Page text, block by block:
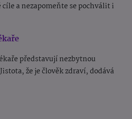
a nezapomeňte se pochválit i
představují nezbytnou
že je člověk zdraví, dodává